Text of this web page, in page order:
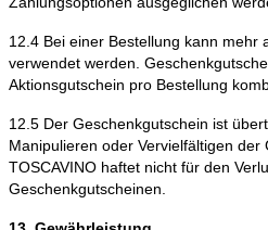
12.4 Bei einer Bestellung kann mehr
verwendet werden.
Aktionsgutschein pro Bestellung
12.5 Der Geschenkgutschein ist
Manipulieren oder Vervielfältigen der
TOSCAVINO haftet nicht für den
Geschenkgutscheinen.